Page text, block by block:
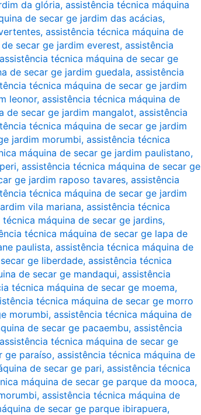
da glória, assistência técnica máquina
de secar ge jardim das acácias,
, assistência técnica máquina de
secar ge jardim everest, assistência
assistência técnica máquina de secar ge
de secar ge jardim guedala, assistência
técnica máquina de secar ge jardim
leonor, assistência técnica máquina de
de secar ge jardim mangalot, assistência
técnica máquina de secar ge jardim
jardim morumbi, assistência técnica
máquina de secar ge jardim paulistano,
, assistência técnica máquina de secar ge
ge jardim raposo tavares, assistência
técnica máquina de secar ge jardim
vila mariana, assistência técnica
técnica máquina de secar ge jardins,
técnica máquina de secar ge lapa de
paulista, assistência técnica máquina de
ge liberdade, assistência técnica
de secar ge mandaqui, assistência
técnica máquina de secar ge moema,
técnica máquina de secar ge morro
morumbi, assistência técnica máquina de
de secar ge pacaembu, assistência
assistência técnica máquina de secar ge
ge paraíso, assistência técnica máquina de
de secar ge pari, assistência técnica
máquina de secar ge parque da mooca,
, assistência técnica máquina de
de secar ge parque ibirapuera,